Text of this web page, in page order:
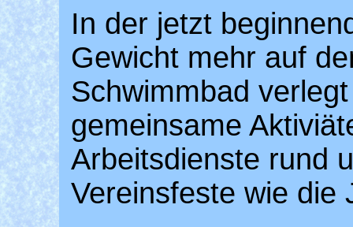
In der jetzt
Gewicht mehr auf
Schwimmbad
gemeinsame
Arbeitsdienste rund
Vereinsfeste wie die